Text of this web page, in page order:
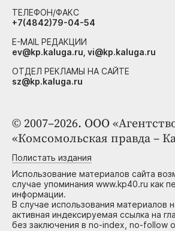
© 2007–2026. ООО
«Комсомольская правда –
Полистать издания
Использование материалов сайта
случае упоминания www.kp40.ru как
информации.
В случае использования материалов
активная индексируемая ссылка на
без заключения в no-index, no-follow
ТЕЛЕФОН/ФАКС
+7(4842)79-04-54
E-MAIL РЕДАКЦИИ
ev@kp.kaluga.ru, vi@kp.kaluga.ru
ОТДЕЛ РЕКЛАМЫ НА САЙТЕ
sz@kp.kaluga.ru